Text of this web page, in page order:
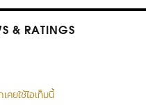
& RATINGS
คยใช้ไอเท็มนี้